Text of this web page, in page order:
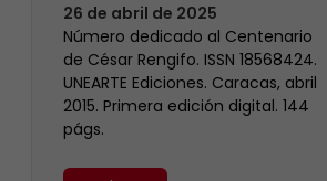
26 de abril de 2025
Número dedicado al Centenario
de César Rengifo. ISSN 18568424.
UNEARTE Ediciones. Caracas, abril
2015. Primera edición digital. 144
págs.